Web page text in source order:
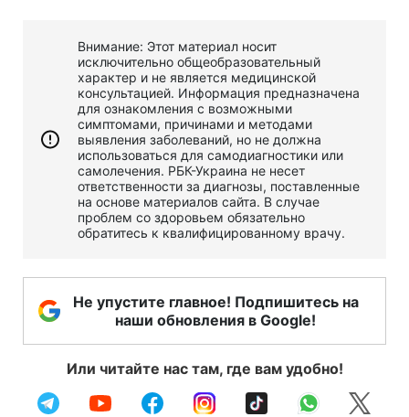
Внимание: Этот материал носит
исключительно общеобразовательный
характер и не является медицинской
консультацией. Информация предназначена
для ознакомления с возможными
симптомами, причинами и методами
выявления заболеваний, но не должна
использоваться для самодиагностики или
самолечения. РБК-Украина не несет
ответственности за диагнозы, поставленные
на основе материалов сайта. В случае
проблем со здоровьем обязательно
обратитесь к квалифицированному врачу.
Не упустите главное! Подпишитесь на
наши обновления в Google!
Или читайте нас там, где вам удобно!